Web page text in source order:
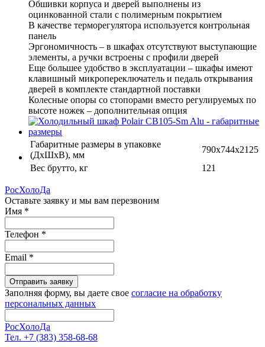
Обшивки корпуса и дверей выполнены из
оцинкованной стали с полимерным покрытием
В качестве терморегулятора используется контрольная
панель
Эргономичность – в шкафах отсутствуют выступающие
элементы, а ручки встроены с профили дверей
Еще большее удобство в эксплуатации – шкафы имеют
клавишный микропереключатель и педаль открывания
дверей в комплекте стандартной поставки
Колесные опоры со стопорами вместо регулируемых по
высоте ножек – дополнительная опция
Габаритные размеры в упаковке
(ДхШхВ), мм
790х744х2125
Вес брутто, кг
121
РосХолоДа
Оставьте заявку и мы вам перезвоним
Имя *
Телефон *
Email *
Отправить заявку
Заполняя форму, вы даете свое согласие на обработку
персональных данных
РосХолоДа
Тел. +7 (383) 358-68-68